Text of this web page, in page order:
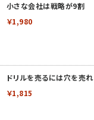
小さな会社は戦略が9割
￥1,980
ドリルを売るには穴を売れ
￥1,815